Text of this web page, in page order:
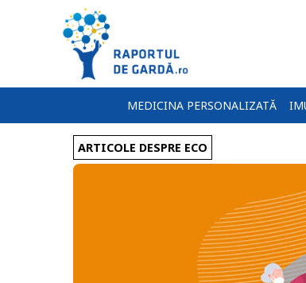
MEDICINA PERSONALIZATĂ
ARTICOLE DESPRE ECO